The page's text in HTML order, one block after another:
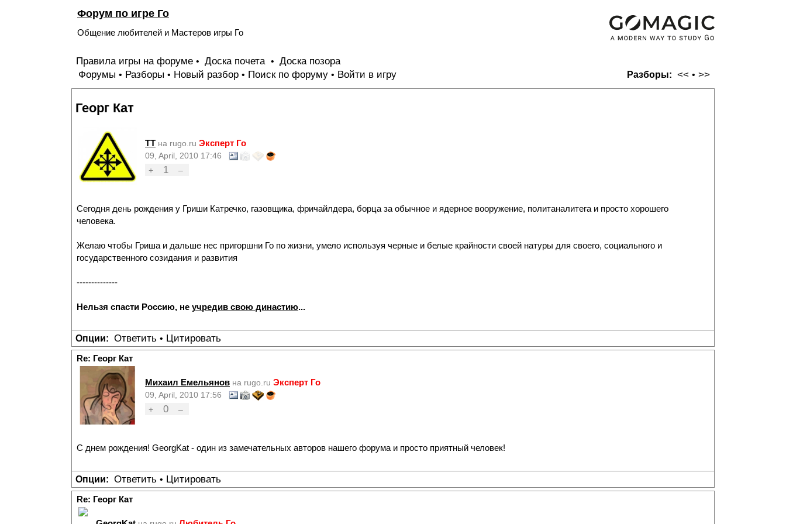
Форум по игре Го
Общение любителей и Мастеров игры Го
Правила игры на форуме • Доска почета • Доска позора
Разборы: << • >>
Форумы • Разборы • Новый разбор • Поиск по форуму • Войти в игру
Георг Кат
TT на rugo.ru Эксперт Го
09, April, 2010 17:46
+
1 –
Сегодня день рождения у Гриши Катречко, газовщика, фричайлдера, борца за обычное и ядерное вооружение, политаналитега и просто хорошего
человека.
Желаю чтобы Гриша и дальше нес пригоршни Го по жизни, умело используя черные и белые крайности своей натуры для своего, социального и
государственного созидания и развития
--------------
Нельзя спасти Россию, не учредив свою династию...
Опции: Ответить • Цитировать
Re: Георг Кат
Михаил Емельянов на rugo.ru Эксперт Го
09, April, 2010 17:56
+
0 –
С днем рождения! GeorgKat - один из замечательных авторов нашего форума и просто приятный человек!
Опции: Ответить • Цитировать
Re: Георг Кат